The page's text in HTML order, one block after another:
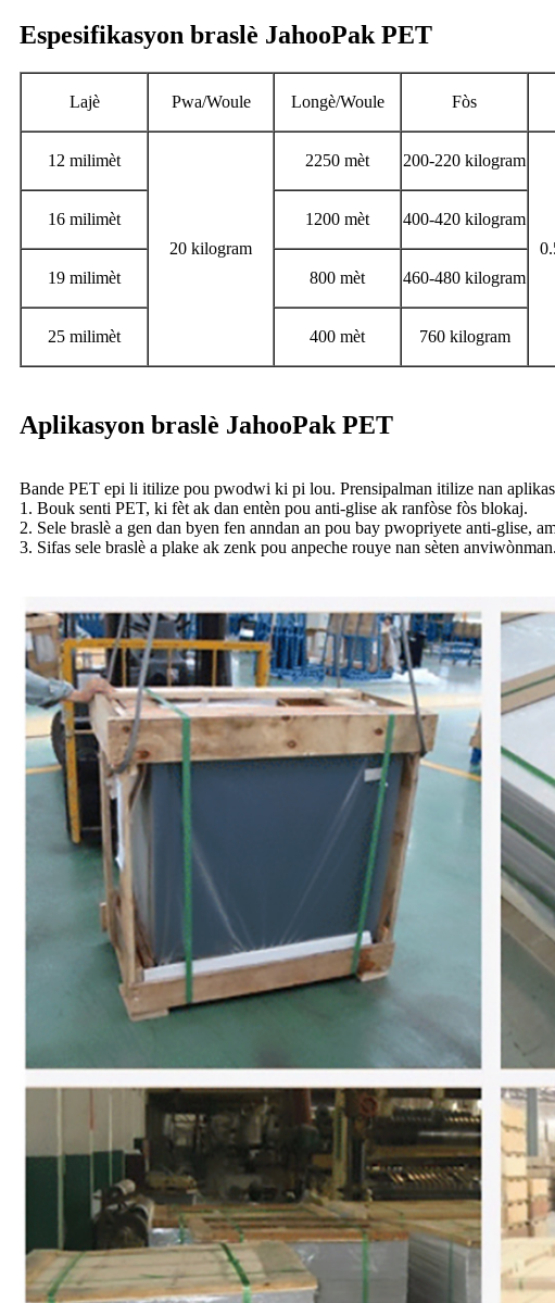
Espesifikasyon braslè JahooPak PET
Lajè Pwa/Woule Longè/Woule Fòs
12 milimèt
20 kilogram
2250 mèt 200-220 kilogram
16 milimèt 1200 mèt 400-420 kilogram
19 milimèt 800 mèt 460-480 kilogram
25 milimèt 400 mèt 760 kilogram
Aplikasyon braslè JahooPak PET
Bande PET epi li itilize pou pwodwi ki pi lou. Prensipalman itilize nan
1. Bouk senti PET, ki fèt ak dan entèn pou anti-glise ak ranfòse fòs blokaj.
2. Sele braslè a gen dan byen fen anndan an pou bay pwopriyete anti-glise,
3. Sifas sele braslè a plake ak zenk pou anpeche rouye nan sèten anviwònman.